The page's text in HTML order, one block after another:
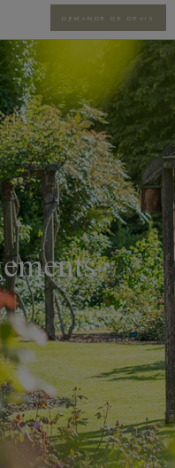
DEMANDE DE DEVIS